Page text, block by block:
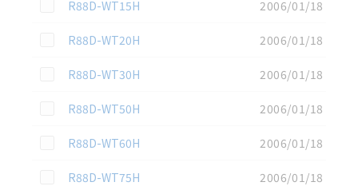
R88D-WT15H
2006/01/18
この資料を選択
R88D-WT20H
2006/01/18
この資料を選択
R88D-WT30H
2006/01/18
この資料を選択
R88D-WT50H
2006/01/18
この資料を選択
R88D-WT60H
2006/01/18
この資料を選択
R88D-WT75H
2006/01/18